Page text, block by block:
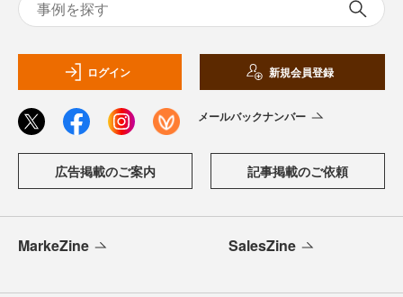
ログイン 新規会員登録
メールバックナンバー
広告掲載のご案内 記事掲載のご依頼
MarkeZine SalesZine